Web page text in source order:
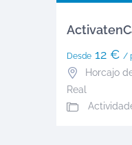
Desde12 € /
Horcajo
Real